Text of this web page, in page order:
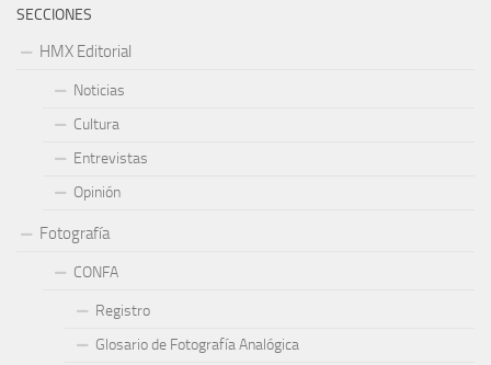
SECCIONES
HMX Editorial
Noticias
Cultura
Entrevistas
Opinión
Fotografía
CONFA
Registro
Glosario de Fotografía Analógica